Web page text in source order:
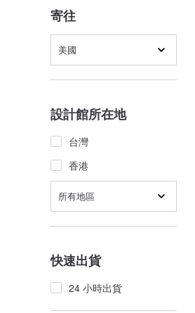
寄往
美國
設計館所在地
台灣
香港
所有地區
快速出貨
24 小時出貨